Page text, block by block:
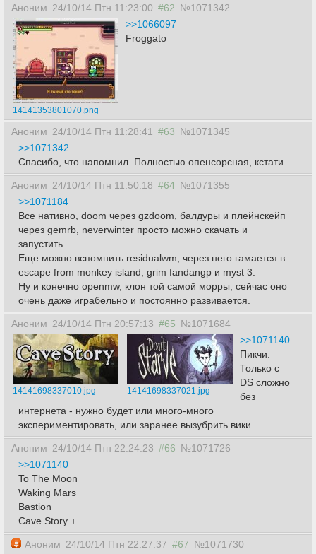
Аноним 24/10/14 Птн 11:23:00 #62 №1071342
14141353801070.png
>>1066097
Froggato
Аноним 24/10/14 Птн 11:28:41 #63 №1071345
>>1071342
Спасибо, что напомнил. Полностью опенсорсная, кстати.
Аноним 24/10/14 Птн 11:50:18 #64 №1071355
>>1071184
Все нативно, doom через gzdoom, балдуры и плейнскейп
через gemrb, neverwinter просто можно скачать и
запустить.
Еще можно вспомнить residualwm, через него гамается в
escape from monkey island, grim fandangp и myst 3.
Ну и конечно openmw, клон той самой морры, сейчас оно
очень даже играбельно и постоянно развивается.
Аноним 24/10/14 Птн 20:57:13 #65 №1071684
14141698337010.jpg 14141698337021.jpg
>>1071140
Пикчи.
Только с
DS сложно
без
интернета - нужно будет или много-много
экспериментировать, или заранее вызубрить вики.
Аноним 24/10/14 Птн 22:24:23 #66 №1071726
>>1071140
To The Moon
Waking Mars
Bastion
Cave Story +
Аноним 24/10/14 Птн 22:27:37 #67 №1071730